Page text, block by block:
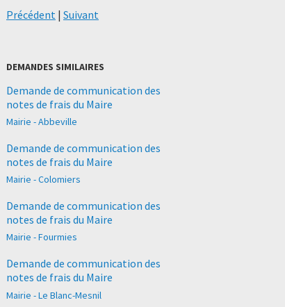
Précédent | Suivant
DEMANDES SIMILAIRES
Demande de communication des
notes de frais du Maire
Mairie - Abbeville
Demande de communication des
notes de frais du Maire
Mairie - Colomiers
Demande de communication des
notes de frais du Maire
Mairie - Fourmies
Demande de communication des
notes de frais du Maire
Mairie - Le Blanc-Mesnil